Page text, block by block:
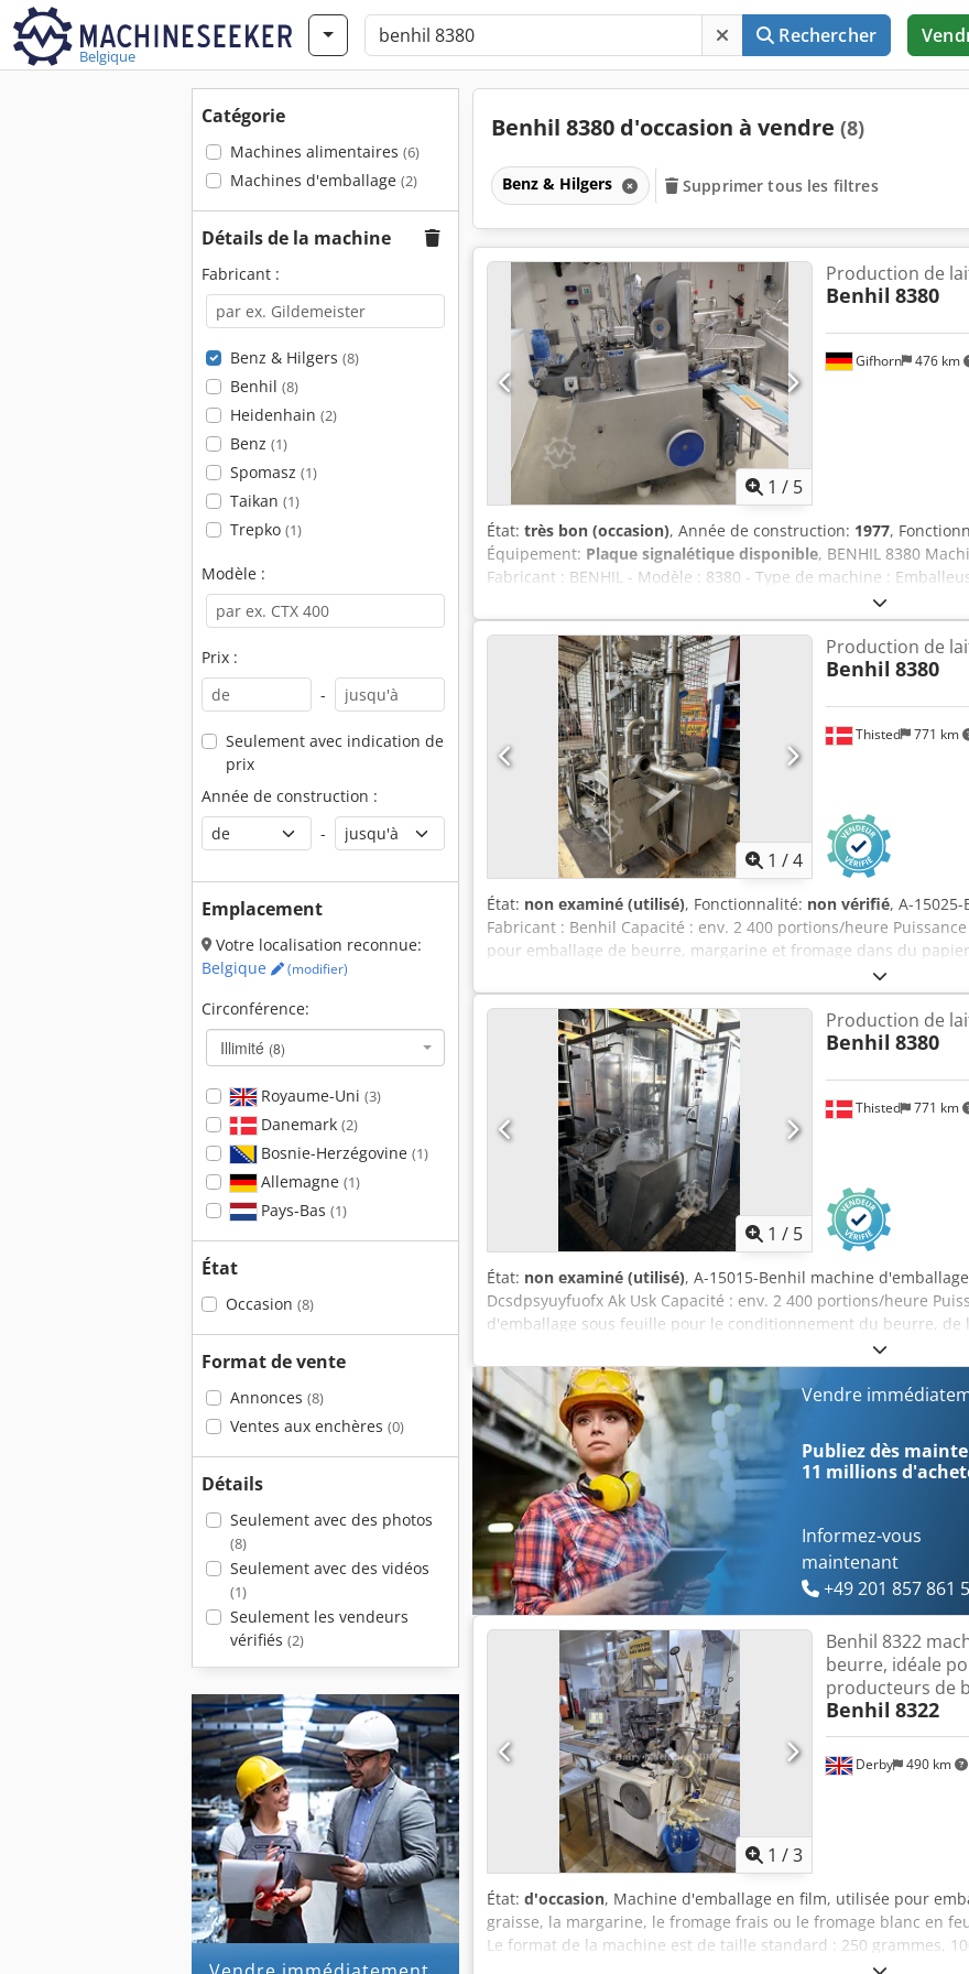
Belgique
Rechercher
Catégorie
Machines alimentaires (6)
Machines d'emballage (2)
Détails de la machine
Fabricant :
Benz & Hilgers (8)
Benhil (8)
Heidenhain (2)
Benz (1)
Spomasz (1)
Taikan (1)
Trepko (1)
Modèle :
Prix :
-
Seulement avec indication de
prix
Année de construction :
-
Emplacement
Votre localisation reconnue:
Belgique
(modifier)
Circonférence:
Illimité (8)
Royaume-Uni (3)
Danemark (2)
Bosnie-Herzégovine (1)
Allemagne (1)
Pays-Bas (1)
État
Occasion (8)
Format de vente
Annonces (8)
Ventes aux enchères (0)
Détails
Seulement avec des photos
(8)
Seulement avec des vidéos
(1)
Seulement les vendeurs
vérifiés (2)
Benhil 8380 d'occasion à vendre (8)
Benz & Hilgers Supprimer tous les filtres
1 / 5
Gifhorn 476 km
Production de
Benhil 8380
État: très bon (occasion), Année de construction: 1977,
Équipement: Plaque signalétique disponible, BENHIL 8380
Fabricant : BENHIL - Modèle : 8380 - Type de machine :
Révision générale en 2019 - Capacité : jusqu’à 4 800 pièces/
formeuse/encaisseuse BENHIL 8538 - Non inclus : fermeuse de
Qualité éprouvée BENHIL - Idéale pour la transformation
d’emballage de beurre BENHIL 8380 d’occasion en bon état. La
complète en 2019 (liste des pièces rénovées sur demande) et
visuel. Dodpjx R Dn Hjfx Ak Ujck L’installation atteint une
heure et est conçue pour les formats de beurre 250 g et 125 g.
sécurité de processus élevée, son dosage précis et sa qualité
fonctionnement continu. Grâce à sa construction robuste, cette
industrielle dans les laiteries et les entreprises de
éprouvée, une utilisation simple et une longue durée de vie.
visite sur rendez-vous.
1 /4
Thisted 771 km
Production de
Benhil 8380
État: non examiné (utilisé), Fonctionnalité: non vérifié, A-
Fabricant : Benhil Capacité : env. 2 400 portions/heure
pour emballage de beurre, margarine et fromage dans du
Format sur la machine : 250 grammes, 100 x 75 x 35 mm.
portions par minute. Inspection de la machine requise. État :
Livraison internationale possible
1 / 5
Thisted 771 km
Production de
Benhil 8380
État: non examiné (utilisé), A-15015-Benhil machine
Dcsdpsyuyfuofx Ak Usk Capacité : env. 2 400 portions/heure
d'emballage sous feuille pour le conditionnement du beurre,
aluminium ou papier parchemin. Format sur la machine : 250
jusqu'à 40 portions par minute. Inspection de la machine
Livraison : Expédition mondiale possible
Vendre
Publiez dès
11 millions
Informez-vous
maintenant
+49 201 857 861
1 /3
Derby 490 km
Benhil 8322
beurre, idéale
producteurs de
Benhil 8322
État: d'occasion, Machine d'emballage en film, utilisée pour
graisse, la margarine, le fromage frais ou le fromage blanc en
Le format de la machine est de taille standard : 250 grammes,
Capacité : jusqu'à 40 portions par minute. Le beurre est